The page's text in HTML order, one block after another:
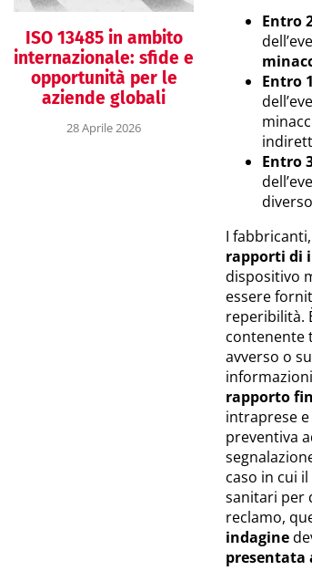
ISO 13485 in ambito
internazionale: sfide e
opportunità per le
aziende globali
28 Aprile 2026
Entro
Entro
Entro
I
rapporti di
dispositivo
essere
reperibilità.
contenente
avverso o
rapporto
intraprese
preventiva
caso in cui
sanitari per
reclamo,
indagine
presentata